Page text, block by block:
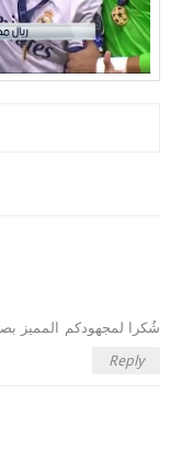
شُكرا لمجهودكم المميز
Reply